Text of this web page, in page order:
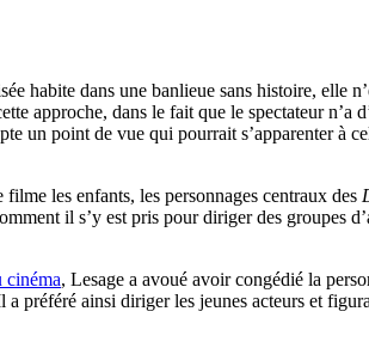
habite dans une banlieue sans histoire, elle
approche, dans le fait que le spectateur n’a
un point de vue qui pourrait s’apparenter à
les enfants, les personnages centraux des
il s’y est pris pour diriger des groupes
cinéma, Lesage a avoué avoir congédié la
préféré ainsi diriger les jeunes acteurs et